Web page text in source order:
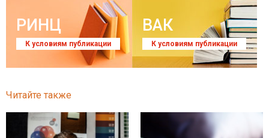
РИНЦ
К условиям публикации
ВАК
К условиям публикации
Читайте также